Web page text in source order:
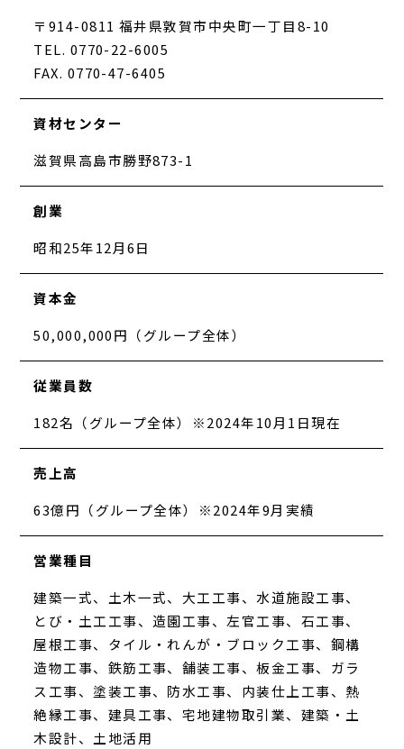
〒914-0811 福井県敦賀市中央町一丁目8-10
TEL. 0770-22-6005
FAX. 0770-47-6405
資材センター
滋賀県高島市勝野873-1
創業
昭和25年12月6日
資本金
50,000,000円（グループ全体）
従業員数
182名（グループ全体）※2024年10月1日現在
売上高
63億円（グループ全体）※2024年9月実績
営業種目
建築一式、土木一式、大工工事、水道施設工事、
とび・土工工事、造園工事、左官工事、石工事、
屋根工事、タイル・れんが・ブロック工事、鋼構
造物工事、鉄筋工事、舗装工事、板金工事、ガラ
ス工事、塗装工事、防水工事、内装仕上工事、熱
絶縁工事、建具工事、宅地建物取引業、建築・土
木設計、土地活用